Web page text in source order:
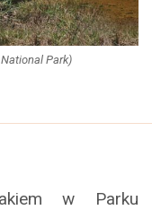
Park)
w Parku